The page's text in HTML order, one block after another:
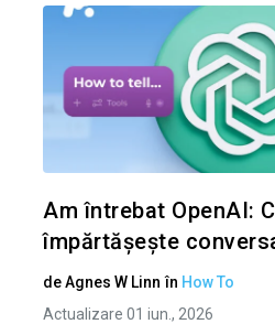
Am întrebat OpenAI:
împărtășește
deAgnes W Linn în How To
Actualizare 01 iun., 2026